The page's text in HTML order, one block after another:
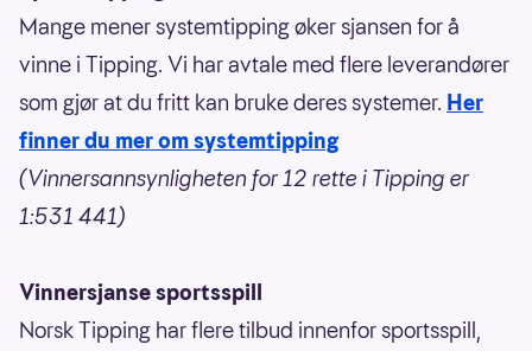
Mange mener systemtipping øker sjansen for å
vinne i Tipping. Vi har avtale med flere leverandører
som gjør at du fritt kan bruke deres systemer. Her
finner du mer om systemtipping
(Vinnersannsynligheten for 12 rette i Tipping er
1:531 441)
Vinnersjanse sportsspill
Norsk Tipping har flere tilbud innenfor sportsspill,